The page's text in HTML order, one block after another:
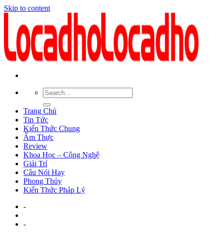
Skip to content
Trang Chủ
Tin Tức
Kiến Thức Chung
Ẩm Thực
Review
Khoa Học – Công Nghệ
Giải Trí
Câu Nói Hay
Phong Thủy
Kiến Thức Pháp Lý
-
-